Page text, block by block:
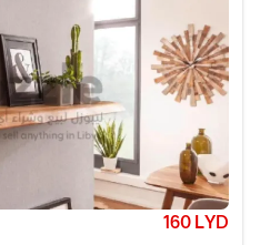
160 LYD